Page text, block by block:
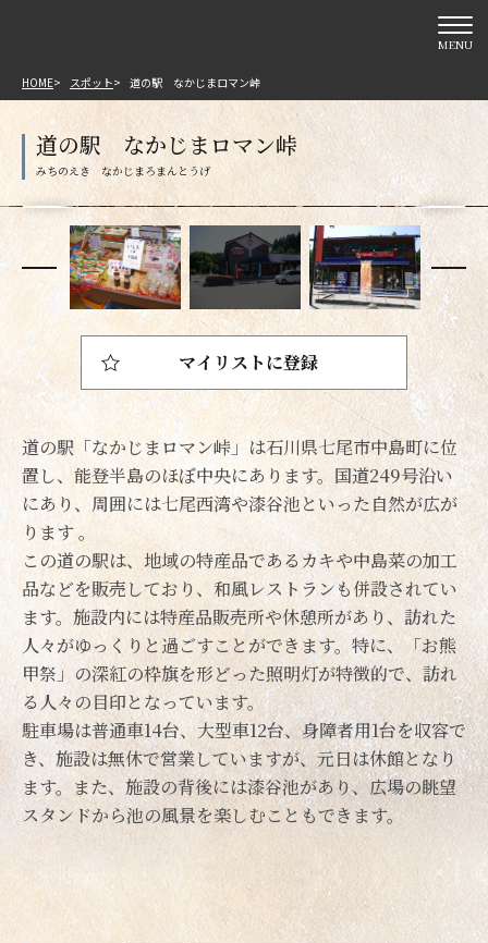
MENU
HOME スポット 道の駅 なかじまロマン峠
道の駅 なかじまロマン峠
道の駅「なかじまロマン峠」は石川県七尾市中島町に位
置し、能登半島のほぼ中央にあります。国道249号沿い
にあり、周囲には七尾西湾や漆谷池といった自然が広が
ります。
この道の駅は、地域の特産品であるカキや中島菜の加工
品などを販売しており、和風レストランも併設されてい
ます。施設内には特産品販売所や休憩所があり、訪れた
人々がゆっくりと過ごすことができます。特に、「お熊
甲祭」の深紅の枠旗を形どった照明灯が特徴的で、訪れ
る人々の目印となっています。
駐車場は普通車14台、大型車12台、身障者用1台を収容で
き、施設は無休で営業していますが、元日は休館となり
ます。また、施設の背後には漆谷池があり、広場の眺望
スタンドから池の風景を楽しむこともできます。
マイリストに登録